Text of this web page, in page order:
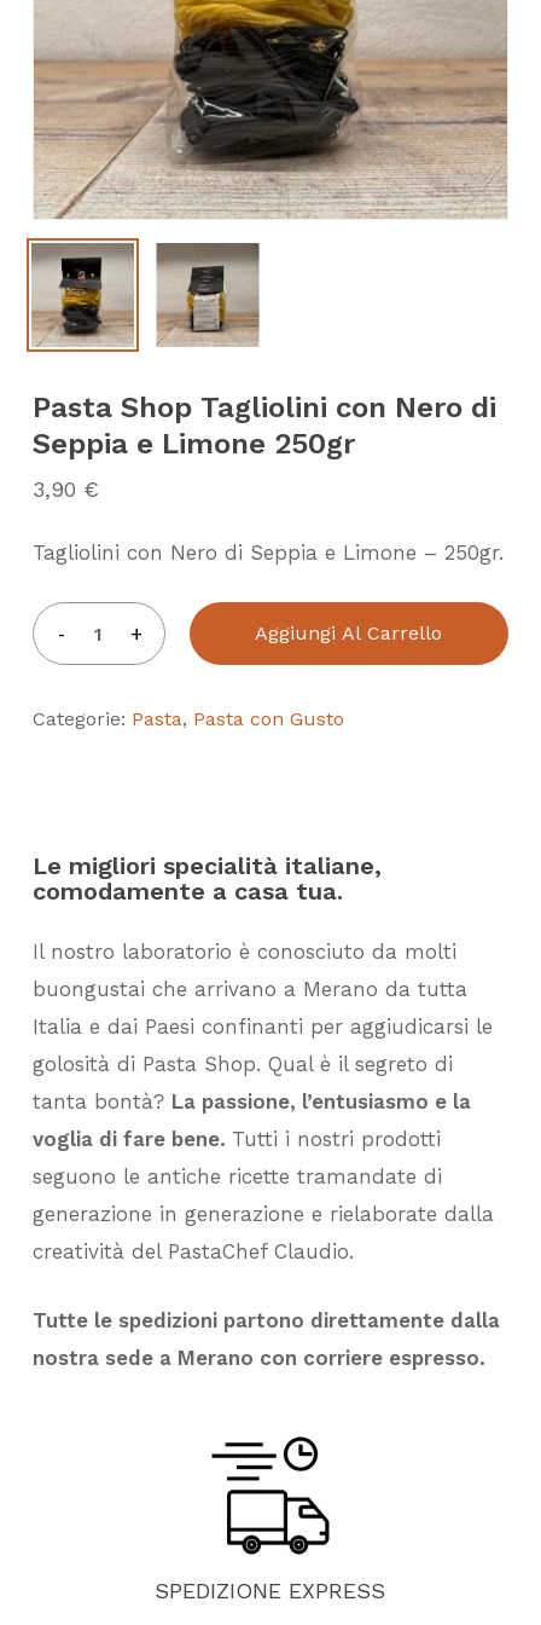
Pasta Shop Tagliolini con Nero di
Seppia e Limone 250gr
3,90 €
Tagliolini con Nero di Seppia e Limone – 250gr.
Aggiungi Al Carrello
Categorie: Pasta, Pasta con Gusto
Le migliori specialità italiane,
comodamente a casa tua.
Il nostro laboratorio è conosciuto da molti
buongustai che arrivano a Merano da tutta
Italia e dai Paesi confinanti per aggiudicarsi le
golosità di Pasta Shop. Qual è il segreto di
tanta bontà? La passione, l’entusiasmo e la
voglia di fare bene. Tutti i nostri prodotti
seguono le antiche ricette tramandate di
generazione in generazione e rielaborate dalla
creatività del PastaChef Claudio.
Tutte le spedizioni partono direttamente dalla
nostra sede a Merano con corriere espresso.
SPEDIZIONE EXPRESS